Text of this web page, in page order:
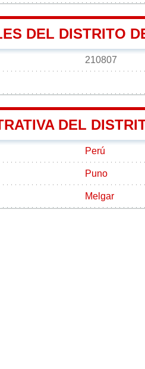
DEL DISTRITO
210807
DEL
Perú
Puno
Melgar